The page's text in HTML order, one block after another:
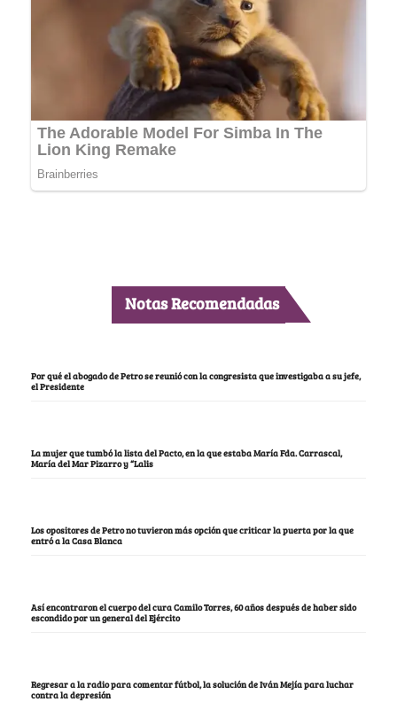
Notas Recomendadas
Por qué el abogado de Petro se reunió con la congresista que investigaba a su jefe,
el Presidente
La mujer que tumbó la lista del Pacto, en la que estaba María Fda. Carrascal,
María del Mar Pizarro y “Lalis
Los opositores de Petro no tuvieron más opción que criticar la puerta por la que
entró a la Casa Blanca
Así encontraron el cuerpo del cura Camilo Torres, 60 años después de haber sido
escondido por un general del Ejército
Regresar a la radio para comentar fútbol, la solución de Iván Mejía para luchar
contra la depresión